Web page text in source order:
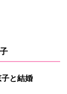
と結婚